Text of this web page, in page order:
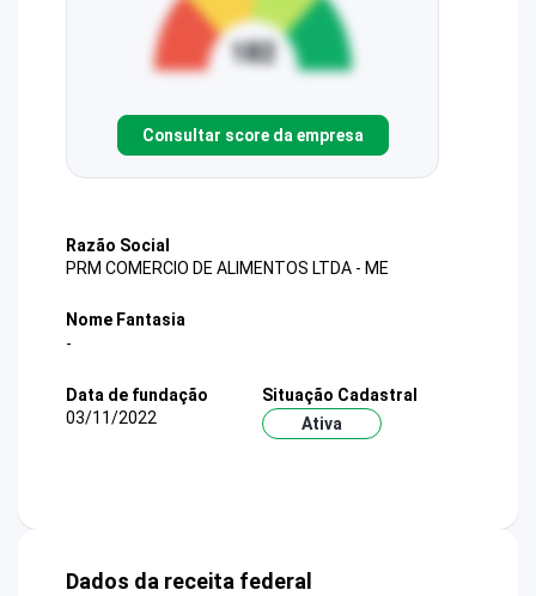
Consultar score da empresa
Razão Social
PRM COMERCIO DE ALIMENTOS LTDA - ME
Nome Fantasia
-
Data de fundação
03/11/2022
Situação Cadastral
Ativa
Dados da receita federal